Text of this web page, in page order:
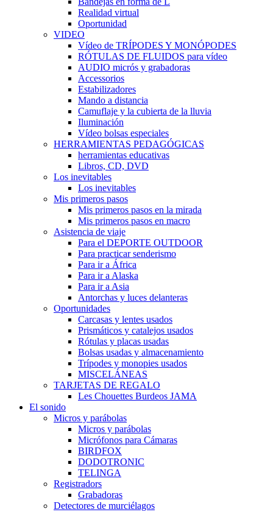
Realidad virtual
Oportunidad
VIDEO
Vídeo de TRÍPODES Y MONÓPODES
RÓTULAS DE FLUIDOS para vídeo
AUDIO micrós y grabadoras
Accessorios
Estabilizadores
Mando a distancia
Camuflaje y la cubierta de la lluvia
Iluminación
Vídeo bolsas especiales
HERRAMIENTAS PEDAGÓGICAS
herramientas educativas
Libros, CD, DVD
Los inevitables
Los inevitables
Mis primeros pasos
Mis primeros pasos en la mirada
Mis primeros pasos en macro
Asistencia de viaje
Para el DEPORTE OUTDOOR
Para practicar senderismo
Para ir a África
Para ir a Alaska
Para ir a Asia
Antorchas y luces delanteras
Oportunidades
Carcasas y lentes usados
Prismáticos y catalejos usados
Rótulas y placas usadas
Bolsas usadas y almacenamiento
Trípodes y monopies usados
MISCELÁNEAS
TARJETAS DE REGALO
Les Chouettes Burdeos JAMA
El sonido
Micros y parábolas
Micros y parábolas
Micrófonos para Cámaras
BIRDFOX
DODOTRONIC
TELINGA
Registradors
Grabadoras
Detectores de murciélagos